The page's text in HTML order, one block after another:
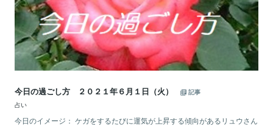
今日の過ごし方 ２０２１年６月１日（火）
記事
占い
今日のイメージ： ケガをするたびに運気が上昇する傾向があるリュウさん